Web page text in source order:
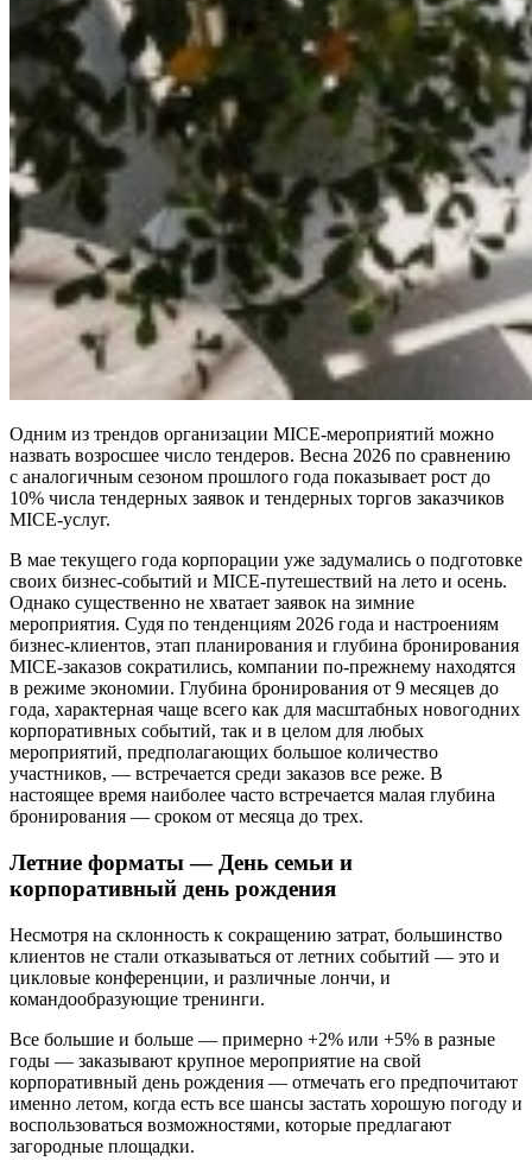
Одним из трендов организации MICE-мероприятий можно
назвать возросшее число тендеров. Весна 2026 по сравнению
с аналогичным сезоном прошлого года показывает рост до
10% числа тендерных заявок и тендерных торгов заказчиков
MICE-услуг.
В мае текущего года корпорации уже задумались о подготовке
своих бизнес-событий и MICE-путешествий на лето и осень.
Однако существенно не хватает заявок на зимние
мероприятия. Судя по тенденциям 2026 года и настроениям
бизнес-клиентов, этап планирования и глубина бронирования
MICE-заказов сократились, компании по-прежнему находятся
в режиме экономии. Глубина бронирования от 9 месяцев до
года, характерная чаще всего как для масштабных новогодних
корпоративных событий, так и в целом для любых
мероприятий, предполагающих большое количество
участников, — встречается среди заказов все реже. В
настоящее время наиболее часто встречается малая глубина
бронирования — сроком от месяца до трех.
Летние форматы — День семьи и
корпоративный день рождения
Несмотря на склонность к сокращению затрат, большинство
клиентов не стали отказываться от летних событий — это и
цикловые конференции, и различные лончи, и
командообразующие тренинги.
Все большие и больше — примерно +2% или +5% в разные
годы — заказывают крупное мероприятие на свой
корпоративный день рождения — отмечать его предпочитают
именно летом, когда есть все шансы застать хорошую погоду и
воспользоваться возможностями, которые предлагают
загородные площадки.